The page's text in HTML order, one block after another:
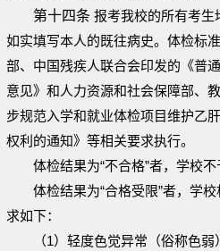
第十四条 报考我校的所有考生
如实填写本人的既往病史。体检标
部、中国残疾人联合会印发的《普
意见》和人力资源和社会保障部、
步规范入学和就业体检项目维护乙
权利的通知》等相关要求执行。
体检结果为“不合格”者，学校不
体检结果为“合格受限”者，学
求如下：
（1）轻度色觉异常（俗称色